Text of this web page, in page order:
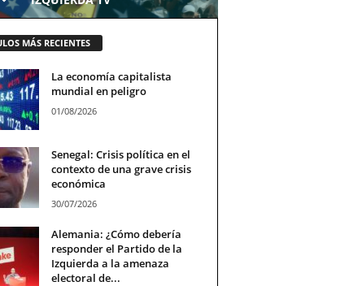
MÁS RECIENTES
La economía capitalista
mundial en peligro
01/08/2026
Senegal: Crisis política en el
contexto de una grave crisis
económica
30/07/2026
Alemania: ¿Cómo debería
responder el Partido de la
Izquierda a la amenaza
electoral de...